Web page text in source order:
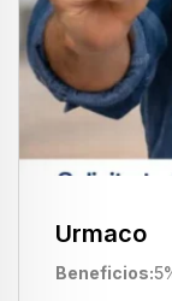
Urmaco
Beneficios